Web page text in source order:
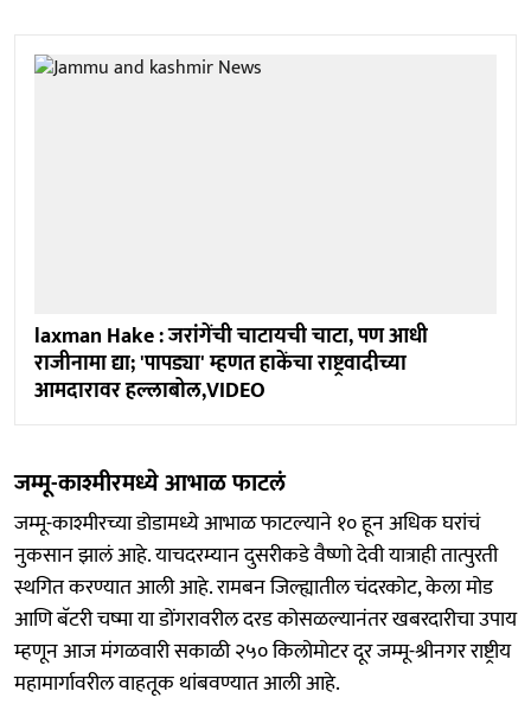
laxman Hake : जरांगेंची चाटायची चाटा, पण आधी
राजीनामा द्या; 'पापड्या' म्हणत हाकेंचा राष्ट्रवादीच्या
आमदारावर हल्लाबोल,VIDEO
जम्मू-काश्मीरमध्ये आभाळ फाटलं
जम्मू-काश्मीरच्या डोडामध्ये आभाळ फाटल्याने १० हून अधिक घरांचं
नुकसान झालं आहे. याचदरम्यान दुसरीकडे वैष्णो देवी यात्राही तात्पुरती
स्थगित करण्यात आली आहे. रामबन जिल्ह्यातील चंदरकोट, केला मोड
आणि बॅटरी चष्मा या डोंगरावरील दरड कोसळल्यानंतर खबरदारीचा उपाय
म्हणून आज मंगळवारी सकाळी २५० किलोमोटर दूर जम्मू-श्रीनगर राष्ट्रीय
महामार्गावरील वाहतूक थांबवण्यात आली आहे.